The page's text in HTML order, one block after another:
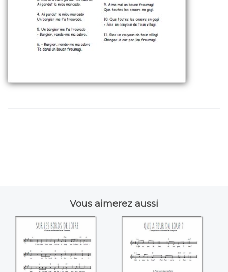
Vous aimerez aussi
Sur les bords de
Loire
Qui a peur du loup